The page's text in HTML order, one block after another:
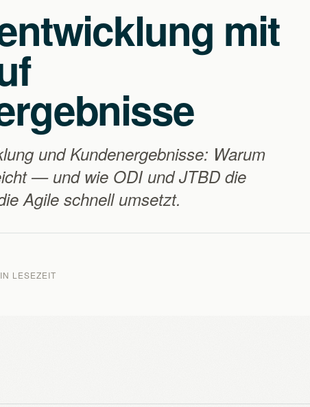
mit
und Kundenergebnisse: Warum
— und wie ODI und JTBD die
Agile schnell umsetzt.
LESEZEIT